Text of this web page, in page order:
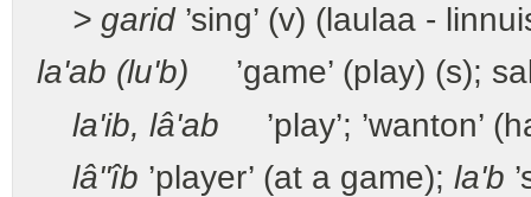
> garid’sing’ (v) (laulaa -
la'ab (lu'b) ’game’ (play) (s);
la'ib, lâ'ab ’play’; ’wanton’
lâ''îb ’player’ (at a game); la'b